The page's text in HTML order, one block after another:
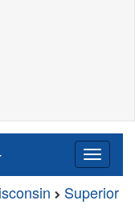
Superior